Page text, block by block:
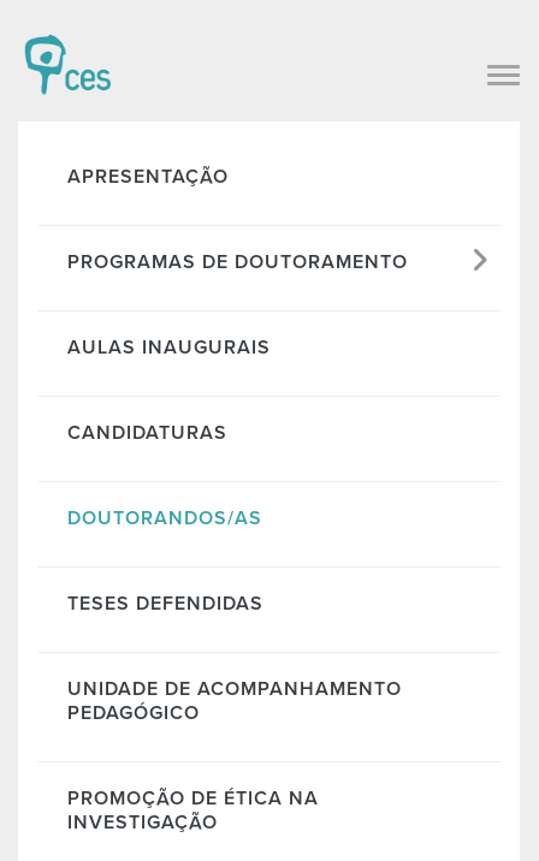
APRESENTAÇÃO
PROGRAMAS DE DOUTORAMENTO
AULAS INAUGURAIS
CANDIDATURAS
DOUTORANDOS/AS
TESES DEFENDIDAS
UNIDADE DE ACOMPANHAMENTO
PEDAGÓGICO
PROMOÇÃO DE ÉTICA NA
INVESTIGAÇÃO